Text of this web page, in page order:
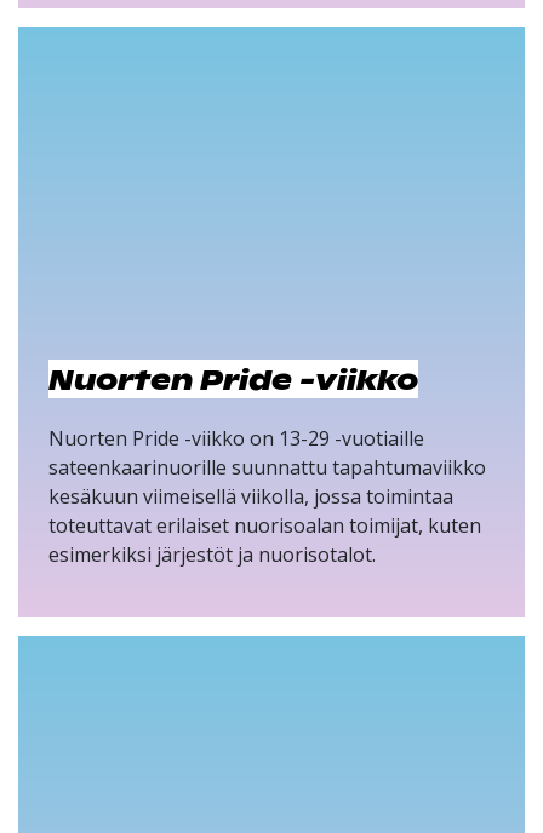
Nuorten Pride -viikko
Nuorten Pride -viikko on 13-29 -vuotiaille
sateenkaarinuorille suunnattu tapahtumaviikko
kesäkuun viimeisellä viikolla, jossa toimintaa
toteuttavat erilaiset nuorisoalan toimijat, kuten
esimerkiksi järjestöt ja nuorisotalot.